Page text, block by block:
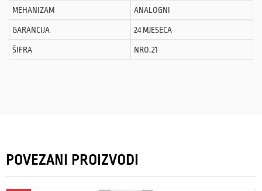
MEHANIZAM ANALOGNI
GARANCIJA 24 MJESECA
ŠIFRA NRO.21
POVEZANI PROIZVODI